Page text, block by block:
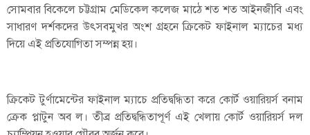
সোমবার বিকেলে চট্টগ্রাম মেডিকেল কলেজ মাঠে শত শত আইনজীবি এবং
সাধারণ দর্শকদের উৎসবমুখর অংশ গ্রহনে ক্রিকেট ফাইনাল ম্যাচের মধ্য
দিয়ে এই প্রতিযোগিতা সম্পন্ন হয়।
ক্রিকেট টুর্ণামেন্টের ফাইনাল ম্যাচে প্রতিদ্বন্ধিতা করে কোর্ট ওয়ারিয়র্স বনাম
ক্রেক প্লাটুন অব ল। তীব্র প্রতিদ্বন্ধিতাপূর্ণ এই খেলায় কোর্ট ওয়ারিয়র্স দল